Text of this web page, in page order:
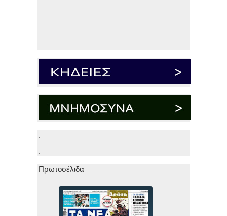
.
.
Πρωτοσέλιδα